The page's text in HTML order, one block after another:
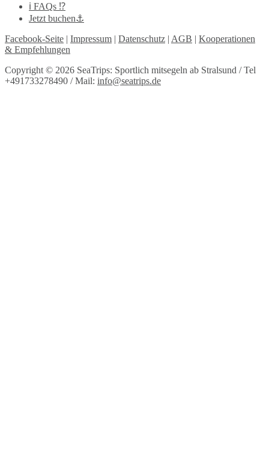
ℹ️ FAQs ⁉️
Jetzt buchen⚓️
Facebook-Seite | Impressum | Datenschutz | AGB | Kooperationen
& Empfehlungen
Copyright © 2026 SeaTrips: Sportlich mitsegeln ab Stralsund / Tel
+491733278490 / Mail: info@seatrips.de